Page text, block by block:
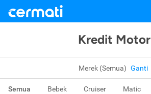
Kredit Motor
Merek (Semua) Ganti
Semua Bebek Cruiser Matic